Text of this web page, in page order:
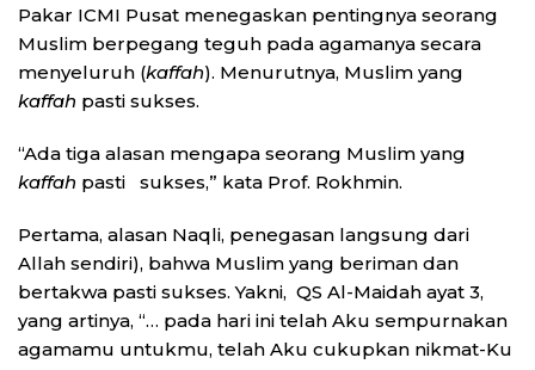
Pakar ICMI Pusat menegaskan pentingnya seorang
Muslim berpegang teguh pada agamanya secara
menyeluruh (kaffah). Menurutnya, Muslim yang
kaffah pasti sukses.
“Ada tiga alasan mengapa seorang Muslim yang
kaffah pasti sukses,” kata Prof. Rokhmin.
Pertama, alasan Naqli, penegasan langsung dari
Allah sendiri), bahwa Muslim yang beriman dan
bertakwa pasti sukses. Yakni, QS Al-Maidah ayat 3,
yang artinya, “… pada hari ini telah Aku sempurnakan
agamamu untukmu, telah Aku cukupkan nikmat-Ku